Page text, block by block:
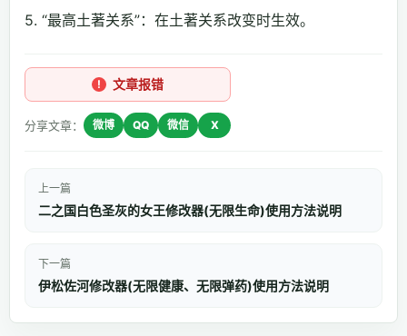
5. “最高土著关系”：在土著关系改变时生效。
文章报错
分享文章： 微博 QQ 微信 X
上一篇
二之国白色圣灰的女王修改器(无限生命)使用方法说明
下一篇
伊松佐河修改器(无限健康、无限弹药)使用方法说明